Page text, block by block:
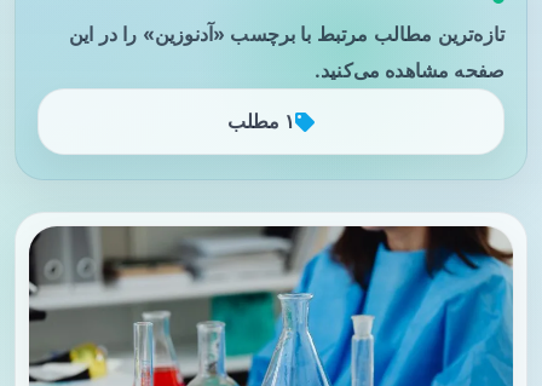
تازه‌ترین مطالب مرتبط با برچسب «آدنوزین» را در این
صفحه مشاهده می‌کنید.
۱ مطلب